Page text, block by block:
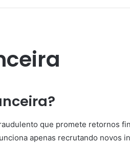
que promete retornos
apenas recrutando novos